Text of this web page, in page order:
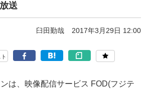
送
臼田勤哉 2017年3月29日 12:00
は、映像配信サービス FOD(フジテ